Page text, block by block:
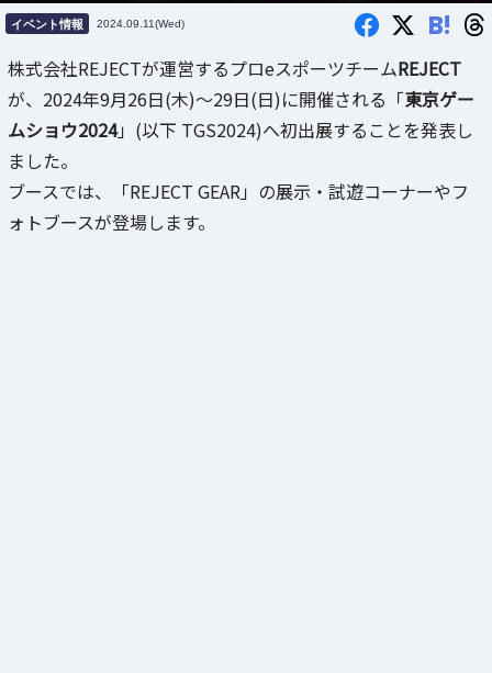
イベント情報 2024.09.11(Wed) B!
株式会社REJECTが運営するプロeスポーツチームREJECT
が、2024年9月26日(木)～29日(日)に開催される「東京ゲー
ムショウ2024」(以下 TGS2024)へ初出展することを発表し
ました。
ブースでは、「REJECT GEAR」の展示・試遊コーナーやフ
ォトブースが登場します。